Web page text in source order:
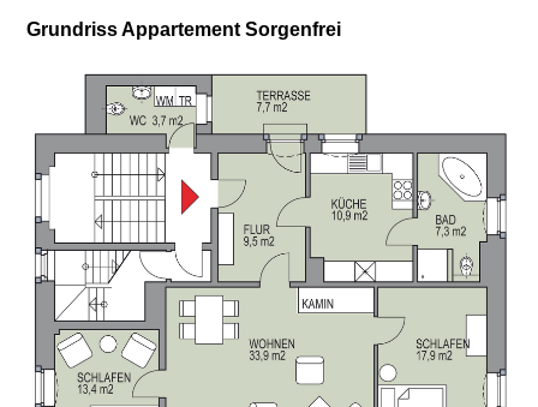
Grundriss Appartement Sorgenfrei